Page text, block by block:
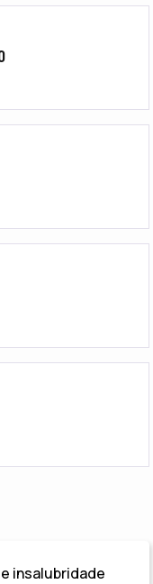
insalubridade